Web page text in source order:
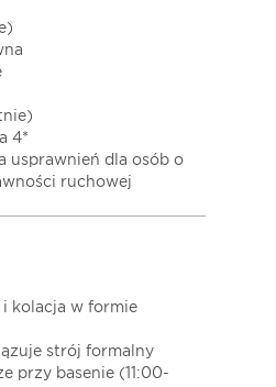
4*
usprawnień dla osób o
ruchowej
kolacja w formie
strój formalny
przy basenie (11:00-